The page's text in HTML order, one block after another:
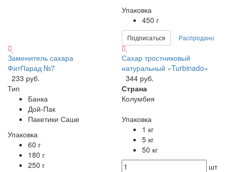
Упаковка
450 г
Подписаться Распродано
Заменитель сахара
ФитПарад №7
233 руб.
Тип
Банка
Дой-Пак
Пакетики Саше
Упаковка
60 г
180 г
250 г
Сахар тростниковый
натуральный «Turbinado»
344 руб.
Страна
Колумбия
Упаковка
1 кг
5 кг
50 кг
шт